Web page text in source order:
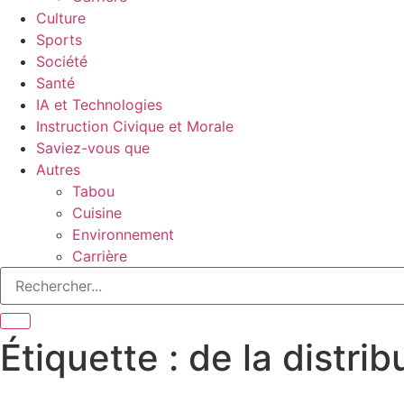
Culture
Sports
Société
Santé
IA et Technologies
Instruction Civique et Morale
Saviez-vous que
Autres
Tabou
Cuisine
Environnement
Carrière
Étiquette : de la